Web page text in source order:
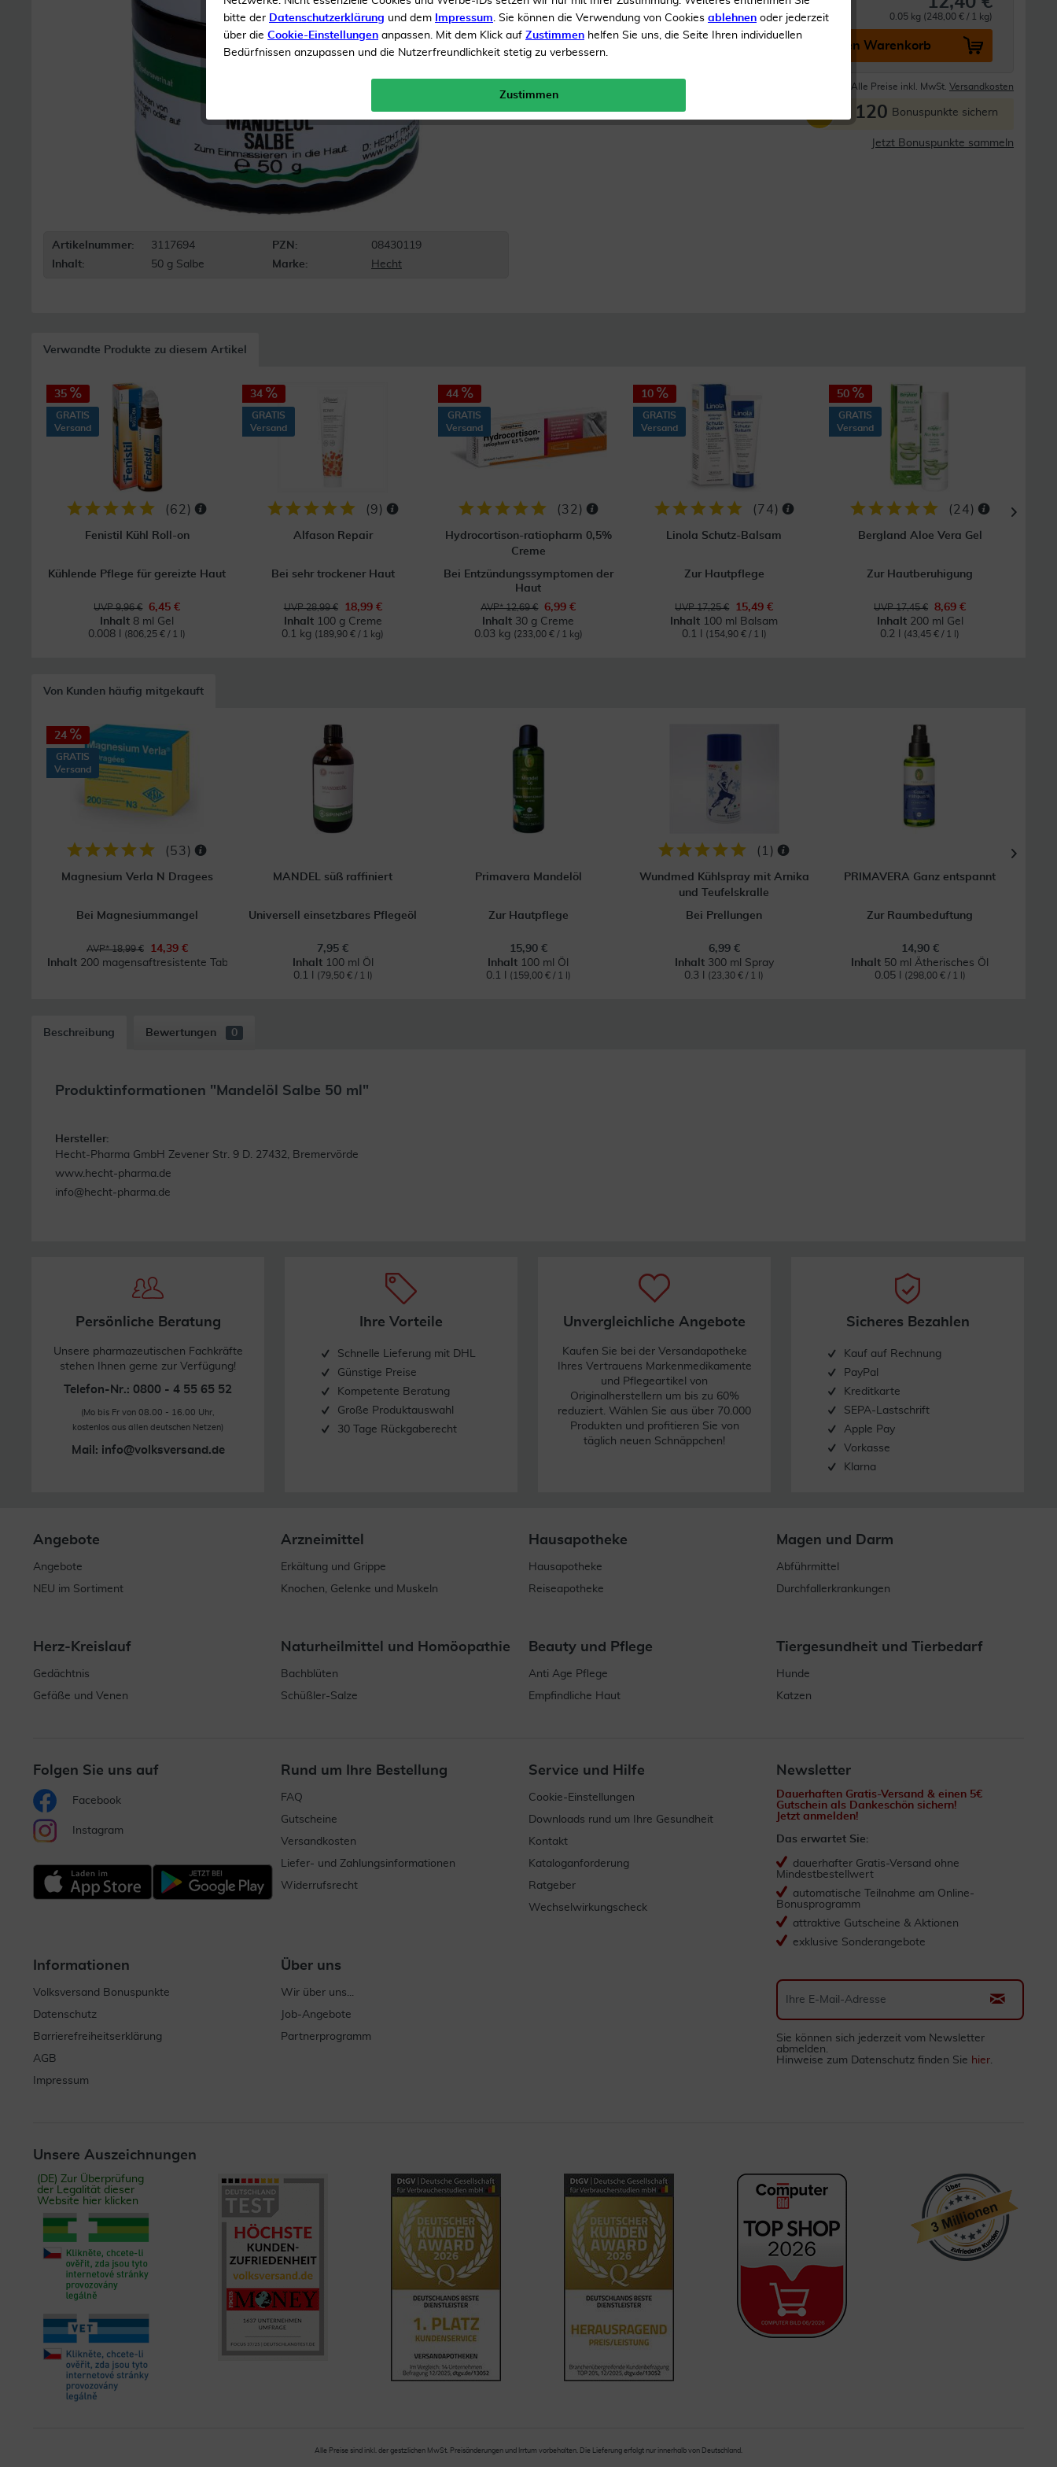
Artikelnummer: 3117694 PZN:
08430119
Inhalt:
50 g Salbe Marke: Hecht
Inhalt50 g Salbe
0.05 kg (248,00 € / 1 kg)
In den Warenkorb
Alle Preise inkl. MwSt. Versandkosten
120 Bonuspunkte sichern
Jetzt Bonuspunkte sammeln
Verwandte Produkte zu diesem Artikel
35
GRATIS
Versand
(62 )
Fenistil Kühl Roll-on
Kühlende Pflege für gereizte Haut
UVP 9,96 €
6,45 €
Inhalt 8 ml Gel
0.008 l
(806,25 € / 1 l)
34
GRATIS
Versand
(9)
Alfason Repair
Bei sehr trockener Haut
UVP 28,99 €
18,99 €
Inhalt 100 g Creme
0.1 kg (189,90 € / 1 kg)
44
GRATIS
Versand
(32 )
Hydrocortison-ratiopharm 0,5%
Creme
Bei Entzündungssymptomen der
Haut
AVP* 12,69 €
6,99 €
Inhalt 30 g Creme
0.03 kg (233,00 € / 1 kg)
10
GRATIS
Versand
( 74)
Linola Schutz-Balsam
Zur Hautpflege
UVP 17,25 €
15,49 €
Inhalt 100 ml Balsam
0.1 l
(154,90 € / 1 l)
50
GRATIS
Versand
(24)
Bergland Aloe Vera Gel
Zur Hautberuhigung
UVP 17,45 €
8,69 €
Inhalt 200 ml Gel
0.2 l
(43,45 € / 1 l)
Von Kunden häufig mitgekauft
24
GRATIS
Versand
(53)
Magnesium Verla N Dragees
Bei Magnesiummangel
AVP* 18,99 €
14,39 €
Inhalt 200 magensaftresistente Tabl.
MANDEL süß raffiniert
Universell einsetzbares Pflegeöl
7,95 €
Inhalt 100 ml Öl
0.1 l
(79,50 € / 1 l)
Primavera Mandelöl
Zur Hautpflege
15,90 €
Inhalt 100 ml Öl
0.1 l
(159,00 € / 1 l)
( 1 )
Wundmed Kühlspray mit Arnika
und Teufelskralle
Bei Prellungen
6,99 €
Inhalt 300 ml Spray
0.3 l
(23,30 € / 1 l)
PRIMAVERA Ganz entspannt
Zur Raumbeduftung
14,90 €
Inhalt 50 ml Ätherisches Öl
0.05 l
(298,00 € / 1 l)
Beschreibung Bewertungen 0
Produktinformationen "Mandelöl Salbe 50 ml"
Hersteller:
Hecht-Pharma GmbH Zevener Str. 9 D. 27432, Bremervörde
www.hecht-pharma.de
info@hecht-pharma.de
Persönliche Beratung
Unsere pharmazeutischen Fachkräfte
stehen Ihnen gerne zur Verfügung!
Telefon-Nr.: 0800 - 4 55 65 52
(Mo bis Fr von 08.00 - 16.00 Uhr,
kostenlos aus allen deutschen Netzen)
Mail: info@volksversand.de
Ihre Vorteile
Schnelle Lieferung mit DHL
Günstige Preise
Kompetente Beratung
Große Produktauswahl
30 Tage Rückgaberecht
Unvergleichliche Angebote
Kaufen Sie bei der Versandapotheke
Ihres Vertrauens Markenmedikamente
und Pflegeartikel von
Originalherstellern um bis zu 60%
reduziert. Wählen Sie aus über 70.000
Produkten und profitieren Sie von
täglich neuen Schnäppchen!
Sicheres Bezahlen
Kauf auf Rechnung
PayPal
Kreditkarte
SEPA-Lastschrift
Apple Pay
Vorkasse
Klarna
Angebote
Angebote
NEU im Sortiment
Arzneimittel
Erkältung und Grippe
Knochen, Gelenke und Muskeln
Hausapotheke
Hausapotheke
Reiseapotheke
Magen und Darm
Abführmittel
Durchfallerkrankungen
Herz-Kreislauf
Gedächtnis
Gefäße und Venen
Naturheilmittel und Homöopathie
Bachblüten
Schüßler-Salze
Beauty und Pflege
Anti Age Pflege
Empfindliche Haut
Tiergesundheit und Tierbedarf
Hunde
Katzen
Folgen Sie uns auf
Facebook
Instagram
Rund um Ihre Bestellung
FAQ
Gutscheine
Versandkosten
Liefer- und Zahlungsinformationen
Widerrufsrecht
Service und Hilfe
Cookie-Einstellungen
Downloads rund um Ihre Gesundheit
Kontakt
Kataloganforderung
Ratgeber
Wechselwirkungscheck
Informationen
Volksversand Bonuspunkte
Datenschutz
Barrierefreiheitserklärung
AGB
Impressum
Über uns
Wir über uns...
Job-Angebote
Partnerprogramm
Newsletter
Dauerhaften Gratis-Versand & einen 5€
Gutschein als Dankeschön sichern!
Jetzt anmelden!
Das erwartet Sie:
dauerhafter Gratis-Versand ohne
Mindestbestellwert
automatische Teilnahme am Online-
Bonusprogramm
attraktive Gutscheine & Aktionen
exklusive Sonderangebote
Sie können sich jederzeit vom Newsletter
abmelden.
Hinweise zum Datenschutz finden Sie hier.
Unsere Auszeichnungen
(DE) Zur Überprüfung
der Legalität dieser
Website hier klicken
Alle Preise sind inkl. der gestzlichen MwSt. Preisänderungen und Irrtum vorbehalten. Die Lieferung erfolgt nur innerhalb von Deutschland.
bitte der Datenschutzerklärung und dem Impressum. Sie können die Verwendung von Cookies ablehnen oder jederzeit
über die Cookie-Einstellungen anpassen. Mit dem Klick auf Zustimmen helfen Sie uns, die Seite Ihren individuellen
Bedürfnissen anzupassen und die Nutzerfreundlichkeit stetig zu verbessern.
Zustimmen